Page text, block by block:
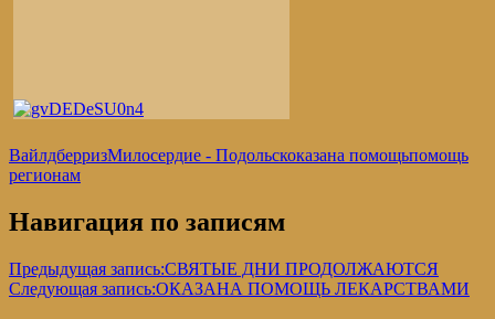
ВайлдберризМилосердие - Подольскоказана помощьпомощь
регионам
Навигация по записям
Предыдущая запись:СВЯТЫЕ ДНИ ПРОДОЛЖАЮТСЯ
Следующая запись:ОКАЗАНА ПОМОЩЬ ЛЕКАРСТВАМИ